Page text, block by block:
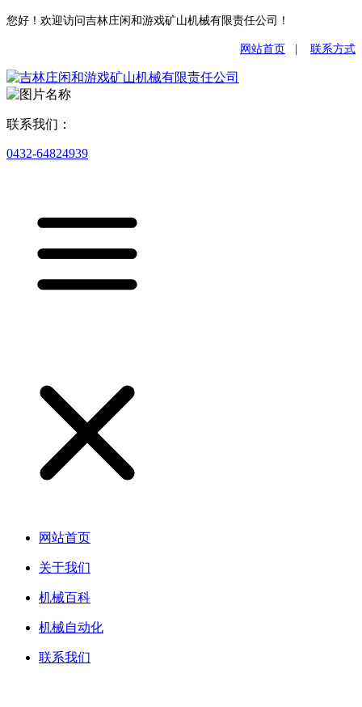
您好！欢迎访问吉林庄闲和游戏矿山机械有限责任公司！
网站首页 联系方式
联系我们：
0432-64824939
网站首页
关于我们
机械百科
机械自动化
联系我们